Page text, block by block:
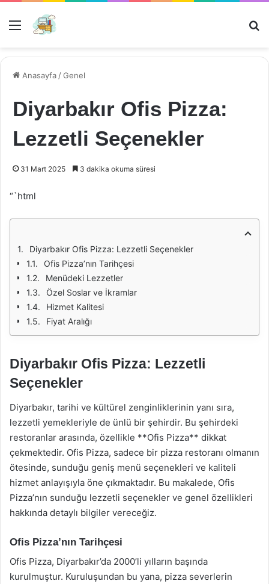
Menü
Anasayfa /Genel
Diyarbakır Ofis Pizza:
Lezzetli Seçenekler
31 Mart 2025 3 dakika okuma süresi
“`html
Diyarbakır Ofis Pizza: Lezzetli Seçenekler
Ofis Pizza’nın Tarihçesi
Menüdeki Lezzetler
Özel Soslar ve İkramlar
Hizmet Kalitesi
Fiyat Aralığı
Diyarbakır Ofis Pizza: Lezzetli
Seçenekler
Diyarbakır, tarihi ve kültürel zenginliklerinin yanı sıra,
lezzetli yemekleriyle de ünlü bir şehirdir. Bu şehirdeki
restoranlar arasında, özellikle **Ofis Pizza** dikkat
çekmektedir. Ofis Pizza, sadece bir pizza restoranı olmanın
ötesinde, sunduğu geniş menü seçenekleri ve kaliteli
hizmet anlayışıyla öne çıkmaktadır. Bu makalede, Ofis
Pizza’nın sunduğu lezzetli seçenekler ve genel özellikleri
hakkında detaylı bilgiler vereceğiz.
Ofis Pizza’nın Tarihçesi
Ofis Pizza, Diyarbakır’da 2000’li yılların başında
kurulmuştur. Kuruluşundan bu yana, pizza severlerin